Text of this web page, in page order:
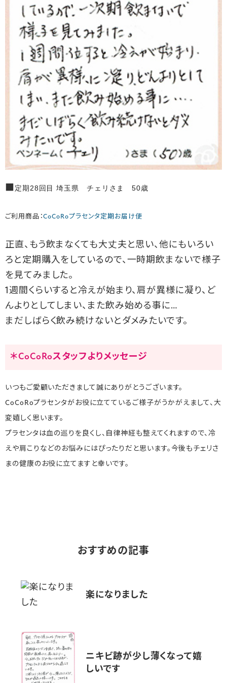
定期28回目 埼玉県 チェリさま 50歳
ご利用商品：CoCoRoプラセンタ定期お届け便
正直、もう飲まなくても大丈夫と思い、他にもいろい
ろと定期購入をしているので、一時期飲まないで様子
を見てみました。
1週間くらいすると冷えが始まり、肩が異様に凝り、ど
んよりとしてしまい、また飲み始める事に…
まだしばらく飲み続けないとダメみたいです。
＊CoCoRoスタッフよりメッセージ
いつもご愛顧いただきまして誠にありがとうございます。
CoCoRoプラセンタがお役に立てているご様子がうかがえまして、大
変嬉しく思います。
プラセンタは血の巡りを良くし、自律神経も整えてくれますので、冷
えや肩こりなどのお悩みにはぴったりだと思います。今後もチェリさ
まの健康のお役に立てますと幸いです。
おすすめの記事
楽になりました
ニキビ跡が少し薄くなって嬉
しいです